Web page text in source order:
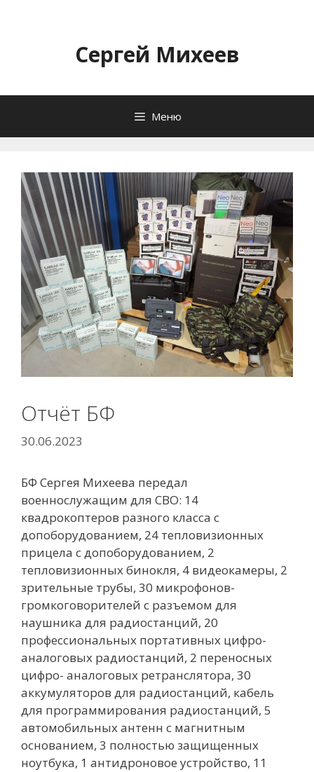
содержимомуСергей Михеев
Меню
Отчёт БФ
30.06.2023
БФ Сергея Михеева передал
военнослужащим для СВО: 14
квадрокоптеров разного класса с
допоборудованием, 24 тепловизионных
прицела с допоборудованием, 2
тепловизионных бинокля, 4 видеокамеры, 2
зрительные трубы, 30 микрофонов-
громкоговорителей с разъемом для
наушника для радиостанций, 20
профессиональных портативных цифро-
аналоговых радиостанций, 2 переносных
цифро- аналоговых ретранслятора, 30
аккумуляторов для радиостанций, кабель
для программирования радиостанций, 5
автомобильных антенн с магнитным
основанием, 3 полностью защищенных
ноутбука, 1 антидроновое устройство, 11